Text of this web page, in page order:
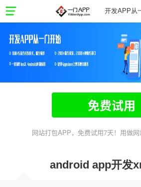
开发APP从
免费试用
网站打包APP，免费试用7天！用做网
android app开发